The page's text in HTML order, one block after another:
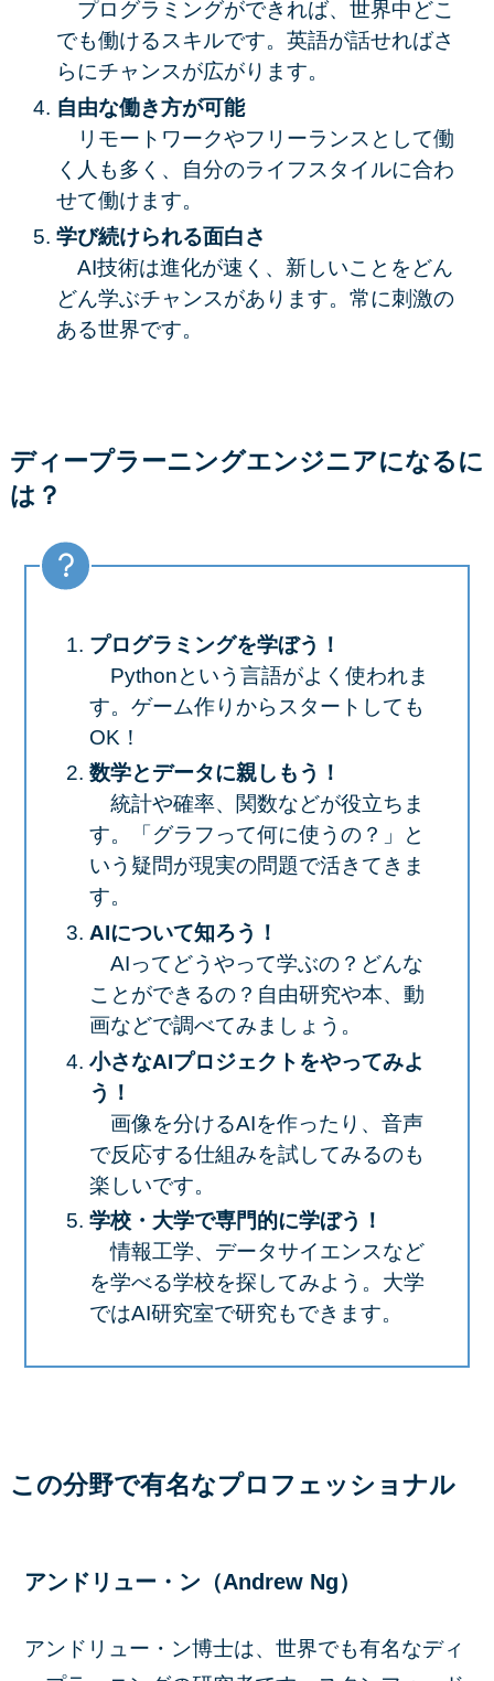
プログラミングができれば、世界中どこ
でも働けるスキルです。英語が話せればさ
らにチャンスが広がります。
自由な働き方が可能
リモートワークやフリーランスとして働
く人も多く、自分のライフスタイルに合わ
せて働けます。
学び続けられる面白さ
AI技術は進化が速く、新しいことをどん
どん学ぶチャンスがあります。常に刺激の
ある世界です。
ディープラーニングエンジニアになるに
は？
プログラミングを学ぼう！
Pythonという言語がよく使われま
す。ゲーム作りからスタートしても
OK！
数学とデータに親しもう！
統計や確率、関数などが役立ちま
す。「グラフって何に使うの？」と
いう疑問が現実の問題で活きてきま
す。
AIについて知ろう！
AIってどうやって学ぶの？どんな
ことができるの？自由研究や本、動
画などで調べてみましょう。
小さなAIプロジェクトをやってみよ
う！
画像を分けるAIを作ったり、音声
で反応する仕組みを試してみるのも
楽しいです。
学校・大学で専門的に学ぼう！
情報工学、データサイエンスなど
を学べる学校を探してみよう。大学
ではAI研究室で研究もできます。
この分野で有名なプロフェッショナル
アンドリュー・ン（Andrew Ng）
アンドリュー・ン博士は、世界でも有名なディ